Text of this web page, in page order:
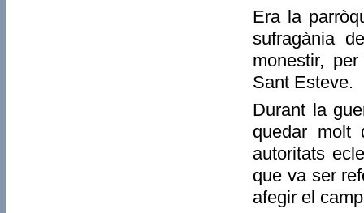
Era la
sufragània
monestir,
Sant Esteve.
Durant la
quedar
autoritats
que va ser
afegir el